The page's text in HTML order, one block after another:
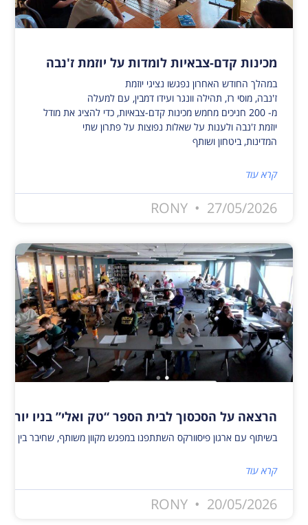
מכינות קדם-צבאיות לומדות על יוזמת ז'נבה
במהלך החודש האחרון נפגשו נציגי יוזמת
ז'נבה, מוסי רז, תהילה וונגר ועידו דמבין, עם למעלה
מ- 200 חניכים מחמש מכינות קדם-צבאיות, כדי להציג את מודל
יוזמת ז'נבה ולענות על שאלות נפוצות על פתרון שתי
המדינות, ביטחון ושותף
קרא עוד
RONY 27/05/2026
הרצאה על הסכסוך לבית הספר “טק ואלי” בניו יורק
בשיתוף עם ארגון פיסוורקס השתתפנו במפגש מקוון משותף, שחיבר בין פעילי שלום ישראלים ופלסטינים לבין 40 תלמידים מבית הספר טק ואלי בניו יורק. המפגש העניק לתלמידים הזדמנות ייחודית להיחשף לאתגרים, להזדמנויות, לתקוות ולחששות
קרא עוד
RONY 20/05/2026